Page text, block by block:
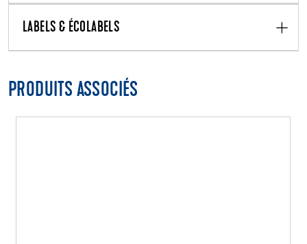
LABELS & ÉCOLABELS
PRODUITS ASSOCIÉS